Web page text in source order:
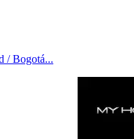
/ Bogotá...